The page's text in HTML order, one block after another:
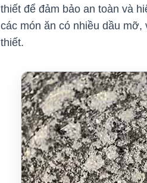
thiết để đảm bảo an toàn và
các món ăn có nhiều dầu
thiết.